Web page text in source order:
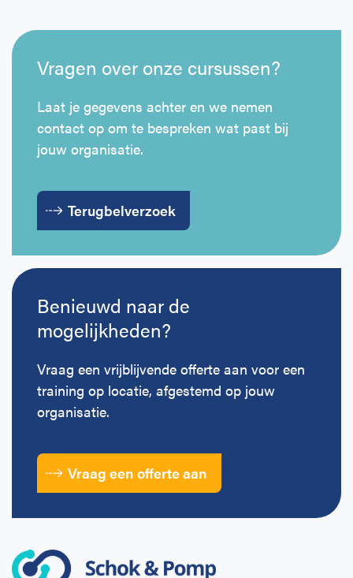
Vragen over onze cursussen?
Laat je gegevens achter en we nemen
contact op om te bespreken wat past bij
jouw organisatie.
Terugbelverzoek
Benieuwd naar de
mogelijkheden?
Vraag een vrijblijvende offerte aan voor een
training op locatie, afgestemd op jouw
organisatie.
Vraag een offerte aan